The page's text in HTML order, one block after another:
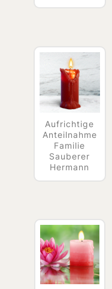
Aufrichtige
Anteilnahme
Familie
Sauberer
Hermann